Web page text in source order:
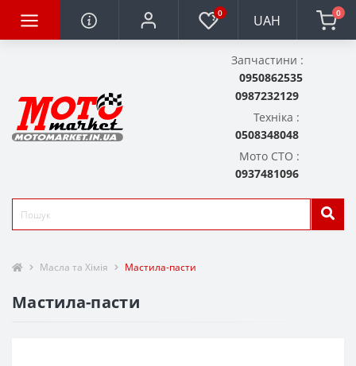
0 UAH 0
Запчастини :
0950862535
0987232129
Техніка :
0508348048
Мото СТО :
0937481096
Масла та Хімія Мастила-пасти
Мастила-пасти